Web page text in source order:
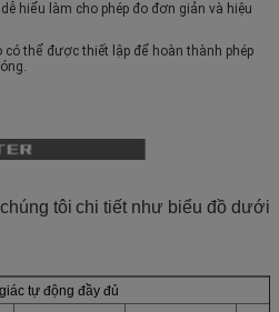
hiểu làm cho phép đo đơn giản và hiệu
thể được thiết lập để hoàn thành phép
tôi chi tiết như biểu đồ dưới
tự động đầy đủ